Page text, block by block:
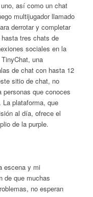
así como un chat
multijugador llamado
derrotar y completar
tres chats de
sociales en la
una
de chat con hasta 12
sitio de chat, no
personas que conoces
plataforma, que
al día, ofrece el
de la purple.
escena y mi
de que muchas
no esperan